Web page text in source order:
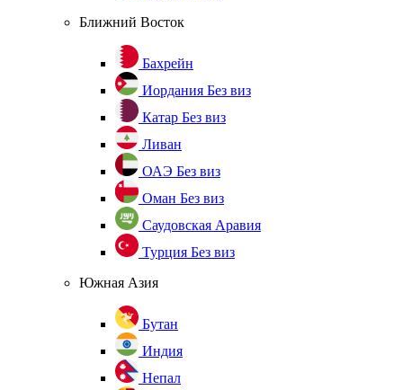
Ближний Восток
Бахрейн
Иордания Без виз
Катар Без виз
Ливан
ОАЭ Без виз
Оман Без виз
Саудовская Аравия
Турция Без виз
Южная Азия
Бутан
Индия
Непал